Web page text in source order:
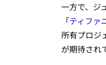
一方で、
「ティファ
所有プロジ
が期待され